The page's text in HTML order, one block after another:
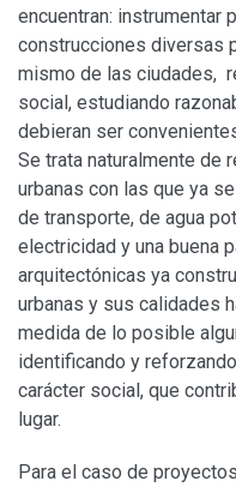
encuentran: instrumentar
construcciones diversas
mismo de las ciudades,
social, estudiando
debieran ser
Se trata naturalmente de
urbanas con las que ya
de transporte, de agua
electricidad y una buena
arquitectónicas ya
urbanas y sus calidades
medida de lo posible
identificando y
carácter social, que
lugar.
Para el caso de